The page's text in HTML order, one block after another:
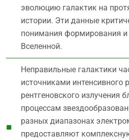
эволюцию галактик на
истории. Эти данные
понимания формирования и
Вселенной.
Неправильные галактики
источниками интенсивного
рентгеновского излучения
процессам
разных диапазонах
предоставляют